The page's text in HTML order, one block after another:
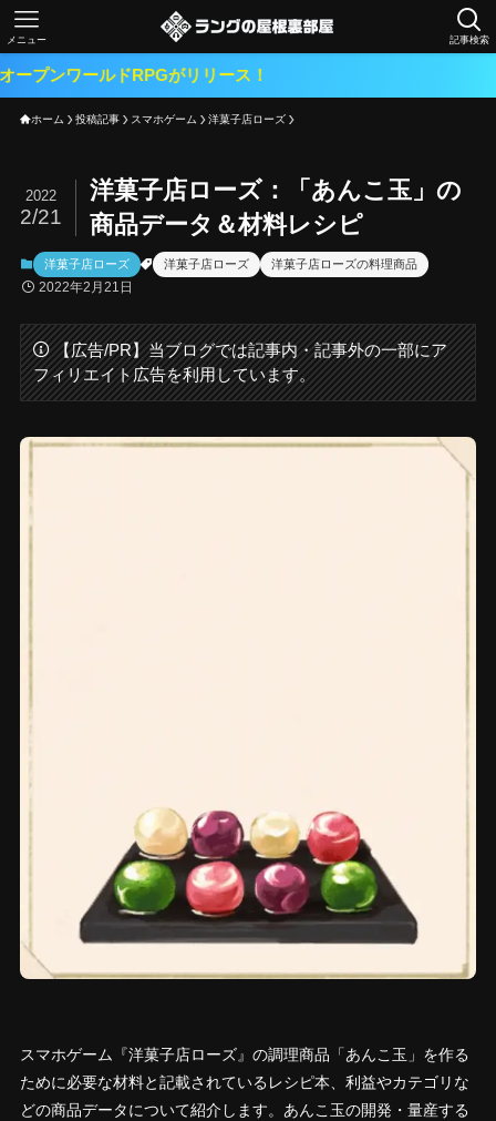
記事検索
メニュー
RPGがリリース！
ホーム 投稿記事 スマホゲーム 洋菓子店ローズ
洋菓子店ローズ：「あんこ玉」の
商品データ＆材料レシピ
2022
2/21
洋菓子店ローズ 洋菓子店ローズ 洋菓子店ローズの料理商品
2022年2月21日
【広告/PR】当ブログでは記事内・記事外の一部にア
フィリエイト広告を利用しています。
スマホゲーム『洋菓子店ローズ』の調理商品「あんこ玉」を作る
ために必要な材料と記載されているレシピ本、利益やカテゴリな
どの商品データについて紹介します。あんこ玉の開発・量産する